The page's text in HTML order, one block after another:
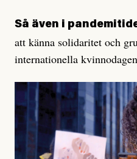
Så även i
att känna solidaritet och
internationella